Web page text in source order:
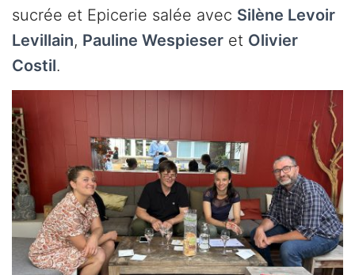
sucrée et Epicerie salée avec Silène Levoir
Levillain, Pauline Wespieser et Olivier
Costil.